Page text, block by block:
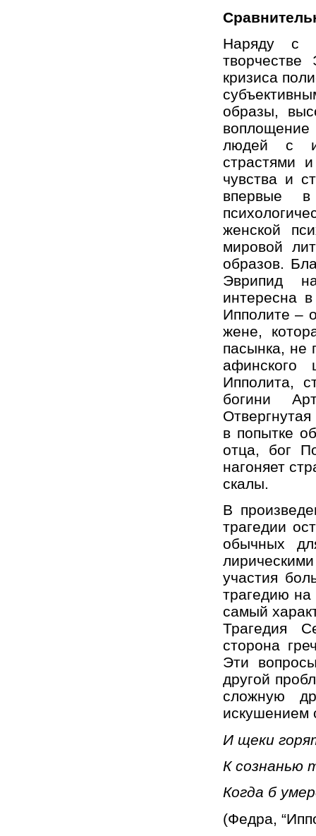
Наряду с
кризиса
образы,
воплощение
людей с
страстями
чувства и
впервые в
женской
мировой
образов.
Эврипид
интересна
Ипполите –
жене,
пасынка, не
Ипполита,
богини
в попытке
отца, бог
нагоняет
скалы.
В
трагедии
обычных
участия
трагедию на
самый
Трагедия
сторона
Эти
другой
сложную
искушением
И щеки
К сознанью
Когда б
(Федра,